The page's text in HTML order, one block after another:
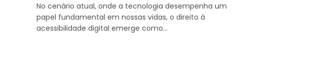
No cenário atual, onde a tecnologia desempenha um
papel fundamental em nossas vidas, o direito à
acessibilidade digital emerge como…